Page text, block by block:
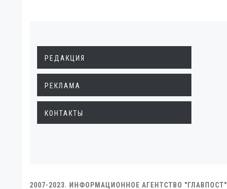
РЕДАКЦИЯ
РЕКЛАМА
КОНТАКТЫ
2007-2023. ИНФОРМАЦИОННОЕ АГЕНТСТВО "ГЛАВПОСТ"